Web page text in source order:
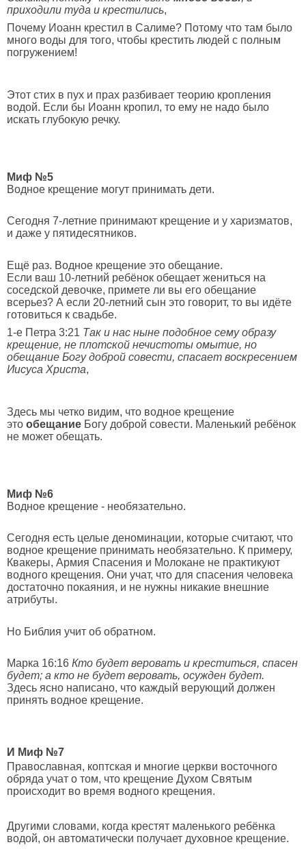
приходили туда и крестились,
Почему Иоанн крестил в Салиме? Потому что там было
много воды для того, чтобы крестить людей с полным
погружением!
Этот стих в пух и прах разбивает теорию кропления
водой. Если бы Иоанн кропил, то ему не надо было
искать глубокую речку.
Миф №5
Водное крещение могут принимать дети.
Сегодня 7-летние принимают крещение и у харизматов,
и даже у пятидесятников.
Ещё раз. Водное крещение это обещание.
Если ваш 10-летний ребёнок обещает жениться на
соседской девочке, примете ли вы его обещание
всерьез? А если 20-летний сын это говорит, то вы идёте
готовиться к свадьбе.
1-e Петра 3:21 Так и нас ныне подобное сему образу
крещение, не плотской нечистоты омытие, но
обещание Богу доброй совести, спасает воскресением
Иисуса Христа,
Здесь мы четко видим, что водное крещение
это обещание Богу доброй совести. Маленький ребёнок
не может обещать.
Миф №6
Водное крещение - необязательно.
Сегодня есть целые деноминации, которые считают, что
водное крещение принимать необязательно. К примеру,
Квакеры, Армия Спасения и Молокане не практикуют
водного крещения. Они учат, что для спасения человека
достаточно покаяния, и не нужны никакие внешние
атрибуты.
Но Библия учит об обратном.
Марка 16:16 Кто будет веровать и креститься, спасен
будет; а кто не будет веровать, осужден будет.
Здесь ясно написано, что каждый верующий должен
принять водное крещение.
И Миф №7
Православная, коптская и многие церкви восточного
обряда учат о том, что крещение Духом Святым
происходит во время водного крещения.
Другими словами, когда крестят маленького ребёнка
водой, он автоматически получает духовное крещение.